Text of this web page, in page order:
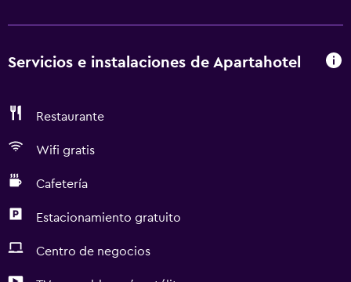
Servicios e instalaciones de Apartahotel
Restaurante
Wifi gratis
Cafetería
Estacionamiento gratuito
Centro de negocios